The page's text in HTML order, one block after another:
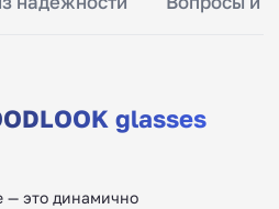
glasses
— это динамично